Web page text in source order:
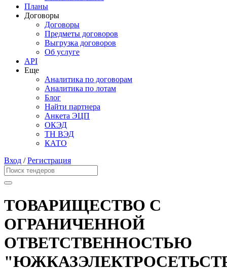
Планы
Договоры
Договоры
Предметы договоров
Выгрузка договоров
Об услуге
API
Еще
Аналитика по договорам
Аналитика по лотам
Блог
Найти партнера
Анкета ЭЦП
ОКЭД
ТН ВЭД
КАТО
Вход /Регистрация
ТОВАРИЩЕСТВО С
ОГРАНИЧЕННОЙ
ОТВЕТСТВЕННОСТЬЮ